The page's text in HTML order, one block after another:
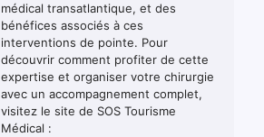
médical transatlantique, et des
bénéfices associés à ces
interventions de pointe. Pour
découvrir comment profiter de cette
expertise et organiser votre chirurgie
avec un accompagnement complet,
visitez le site de SOS Tourisme
Médical :